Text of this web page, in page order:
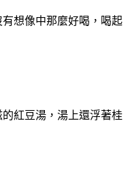
想像中那麼好喝，喝起
紅豆湯，湯上還浮著桂